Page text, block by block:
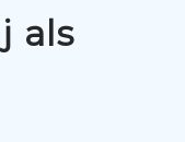
als